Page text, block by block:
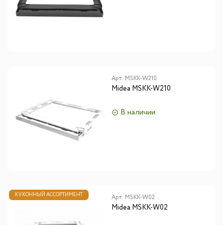
Арт: MSKK-W210
Midea MSKK-W210
В наличии
КУХОННЫЙ АССОРТИМЕНТ Арт: MSKK-W02
Midea MSKK-W02